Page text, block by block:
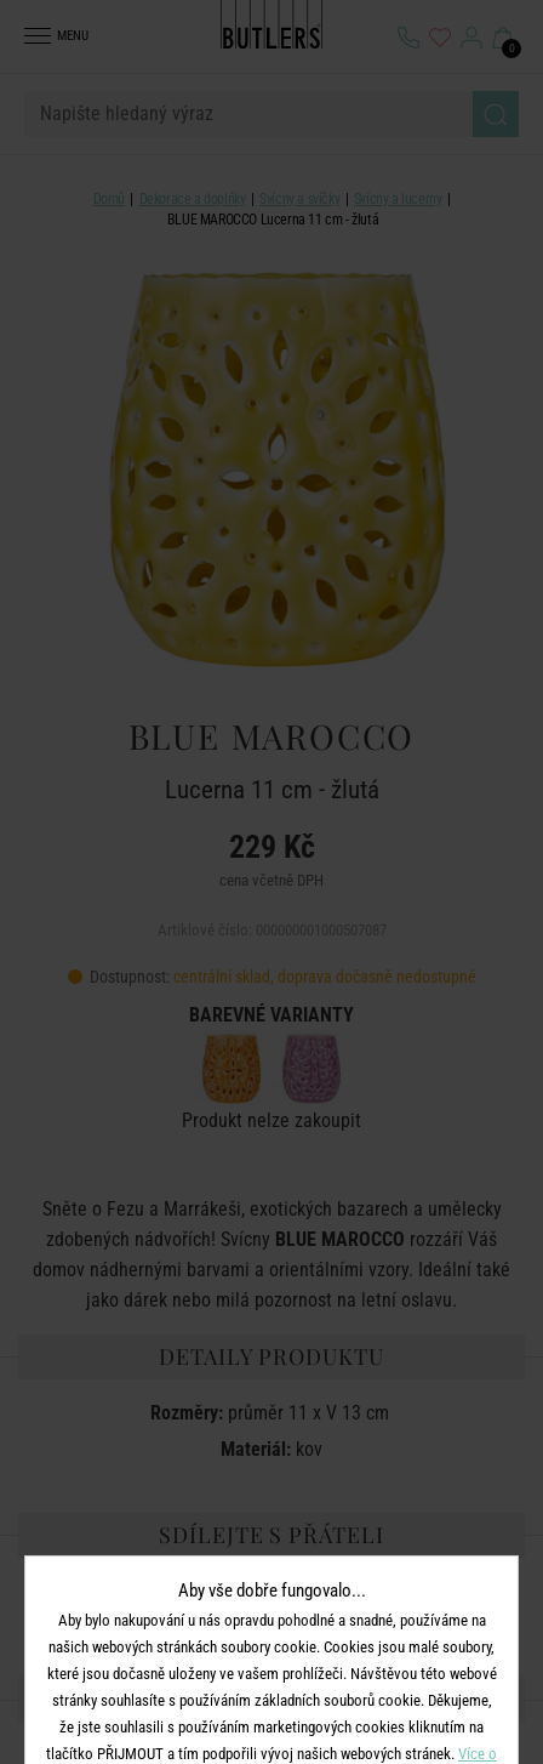
MENU
0
Domů Dekorace a doplňky Svícny a svíčky
Svícny a lucerny
BLUE MAROCCO Lucerna 11 cm - žlutá
BLUE MAROCCO
Lucerna 11 cm - žlutá
229 Kč
cena včetně DPH
Dostupnost: centrální sklad, doprava dočasně nedostupné
BAREVNÉ VARIANTY
Produkt nelze zakoupit
Sněte o Fezu a Marrákeši, exotických bazarech a umělecky
zdobených nádvořích! Svícny BLUE MAROCCO rozzáří Váš
domov nádhernými barvami a orientálními vzory. Ideální také
jako dárek nebo milá pozornost na letní oslavu.
DETAILY PRODUKTU
Rozměry:průměr 11 x V 13 cm
Materiál: kov
SDÍLEJTE S PŘÁTELI
DALŠÍ PRODUKTY ZE SÉRIE
Aby vše dobře fungovalo...
Aby bylo nakupování u nás opravdu pohodlné a snadné, používáme na
našich webových stránkách soubory cookie. Cookies jsou malé soubory,
které jsou dočasně uloženy ve vašem prohlížeči. Návštěvou této webové
stránky souhlasíte s používáním základních souborů cookie. Děkujeme,
že jste souhlasili s používáním marketingových cookies kliknutím na
tlačítko PŘIJMOUT a tím podpořili vývoj našich webových stránek. Více o